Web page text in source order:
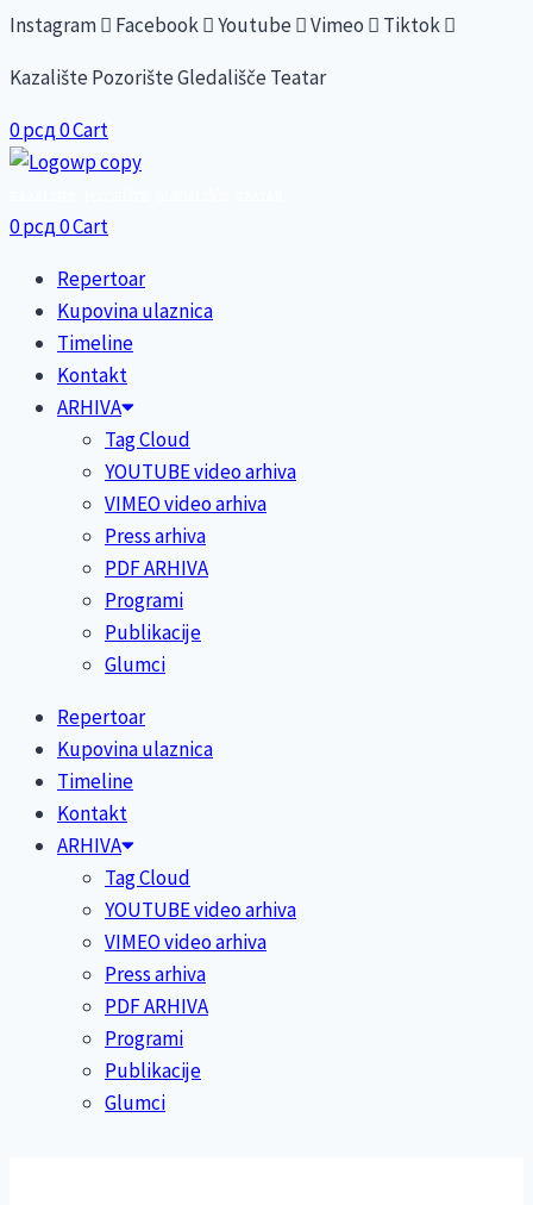
Skip
content
Instagram Facebook Youtube Vimeo
Tiktok
Kazalište Pozorište Gledališče Teatar
0рсд0Cart
0рсд0Cart
Repertoar
Kupovina ulaznica
Timeline
Kontakt
ARHIVA
Tag Cloud
YOUTUBE video arhiva
VIMEO video arhiva
Press arhiva
PDF ARHIVA
Programi
Publikacije
Glumci
Repertoar
Kupovina ulaznica
Timeline
Kontakt
ARHIVA
Tag Cloud
YOUTUBE video arhiva
VIMEO video arhiva
Press arhiva
PDF ARHIVA
Programi
Publikacije
Glumci